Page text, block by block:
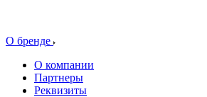
О бренде
О компании
Партнеры
Реквизиты